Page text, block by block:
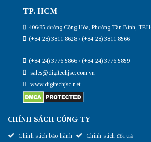
TP. HCM
406/85 đường Cộng Hòa, Phường Tân Bình,
(+84-28) 3811 8628 / (+84-28) 3811 8566
(+84-24) 3776 5866 / (+84-24) 3776 5859
sales@digitechjsc.com.vn
www.digitechjsc.net
CHÍNH SÁCH CÔNG TY
Chính sách bảo hành Chính sách đổi trả